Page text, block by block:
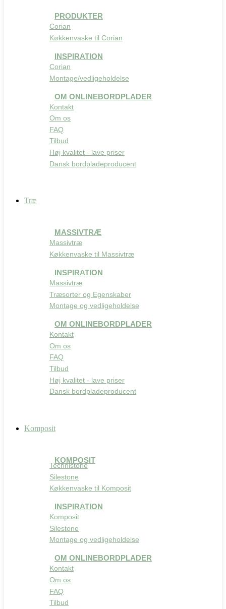
PRODUKTER
Corian
Køkkenvaske til Corian
INSPIRATION
Corian
Montage/vedligeholdelse
OM ONLINEBORDPLADER
Kontakt
Om os
FAQ
Tilbud
Høj kvalitet - lave priser
Dansk bordpladeproducent
Træ
MASSIVTRÆ
Massivtræ
Køkkenvaske til Massivtræ
INSPIRATION
Massivtræ
Træsorter og Egenskaber
Montage og vedligeholdelse
OM ONLINEBORDPLADER
Kontakt
Om os
FAQ
Tilbud
Høj kvalitet - lave priser
Dansk bordpladeproducent
Komposit
KOMPOSIT
Technistone
Silestone
Køkkenvaske til Komposit
INSPIRATION
Komposit
Silestone
Montage og vedligeholdelse
OM ONLINEBORDPLADER
Kontakt
Om os
FAQ
Tilbud